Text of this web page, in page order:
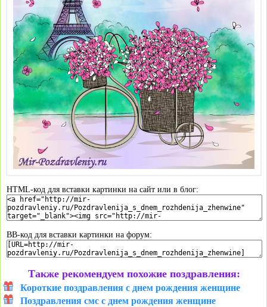
HTML-код для вставки картинки на сайт или в блог:
BB-код для вставки картинки на форум:
Также рекомендуем похожие поздравления:
Короткие поздравления с днем рождения женщине
Поздравления смс с днем рождения женщине